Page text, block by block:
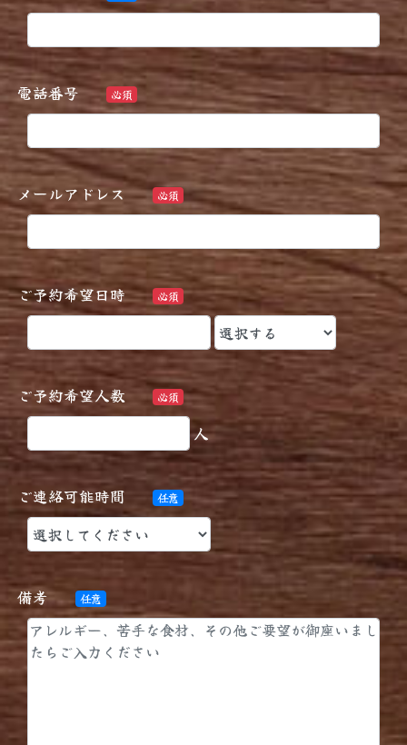
電話番号 必須
メールアドレス 必須
ご予約希望日時 必須
ご予約希望人数 必須
人
ご連絡可能時間 任意
備考 任意